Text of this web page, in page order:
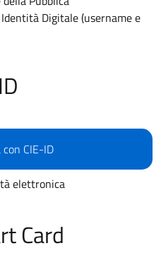
Digitale (username e
CIE-ID
elettronica
Card